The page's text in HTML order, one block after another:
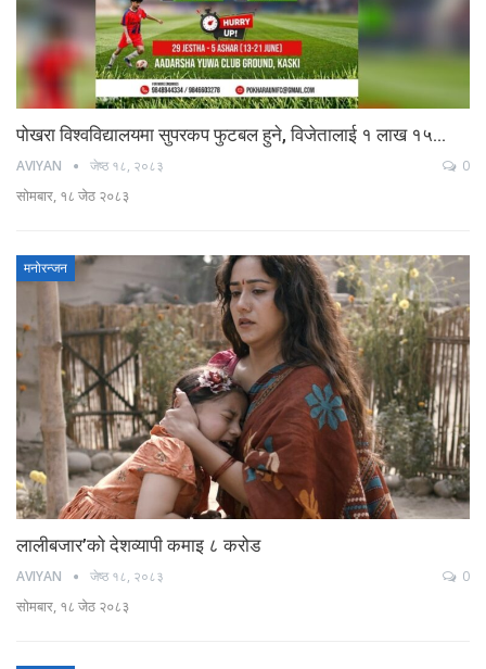
पोखरा विश्वविद्यालयमा सुपरकप फुटबल हुने, विजेतालाई १ लाख १५…
AVIYAN जेष्ठ १८, २०८३ 0
सोमबार, १८ जेठ २०८३
मनोरन्जन
लालीबजार’को देशव्यापी कमाइ ८ करोड
AVIYAN जेष्ठ १८, २०८३ 0
सोमबार, १८ जेठ २०८३